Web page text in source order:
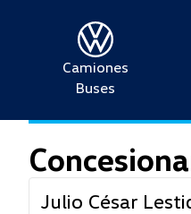
Camiones
Buses
Julio César